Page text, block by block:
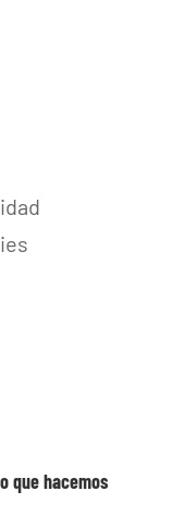
que hacemos